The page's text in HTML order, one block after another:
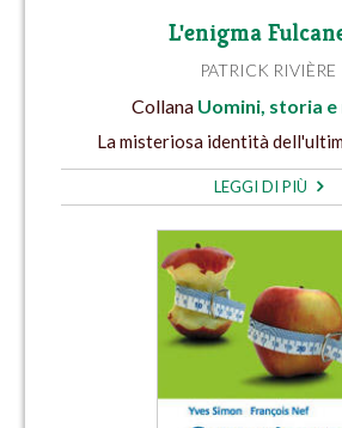
L'enigma
PATRICK RIVIÈRE
Collana Uomini, storia
La misteriosa identità
LEGGI DI PIÙ